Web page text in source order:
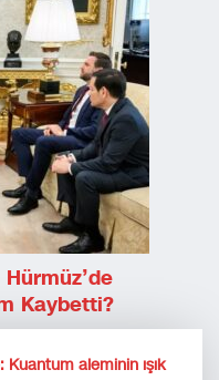
Kaybetti?
aleminin ışık